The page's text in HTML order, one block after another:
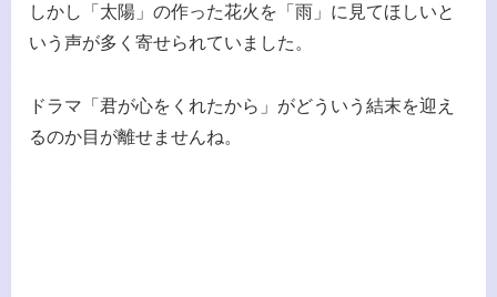
しかし「太陽」の作った花火を「雨」に見てほしいと
いう声が多く寄せられていました。
ドラマ「君が心をくれたから」がどういう結末を迎え
るのか目が離せませんね。